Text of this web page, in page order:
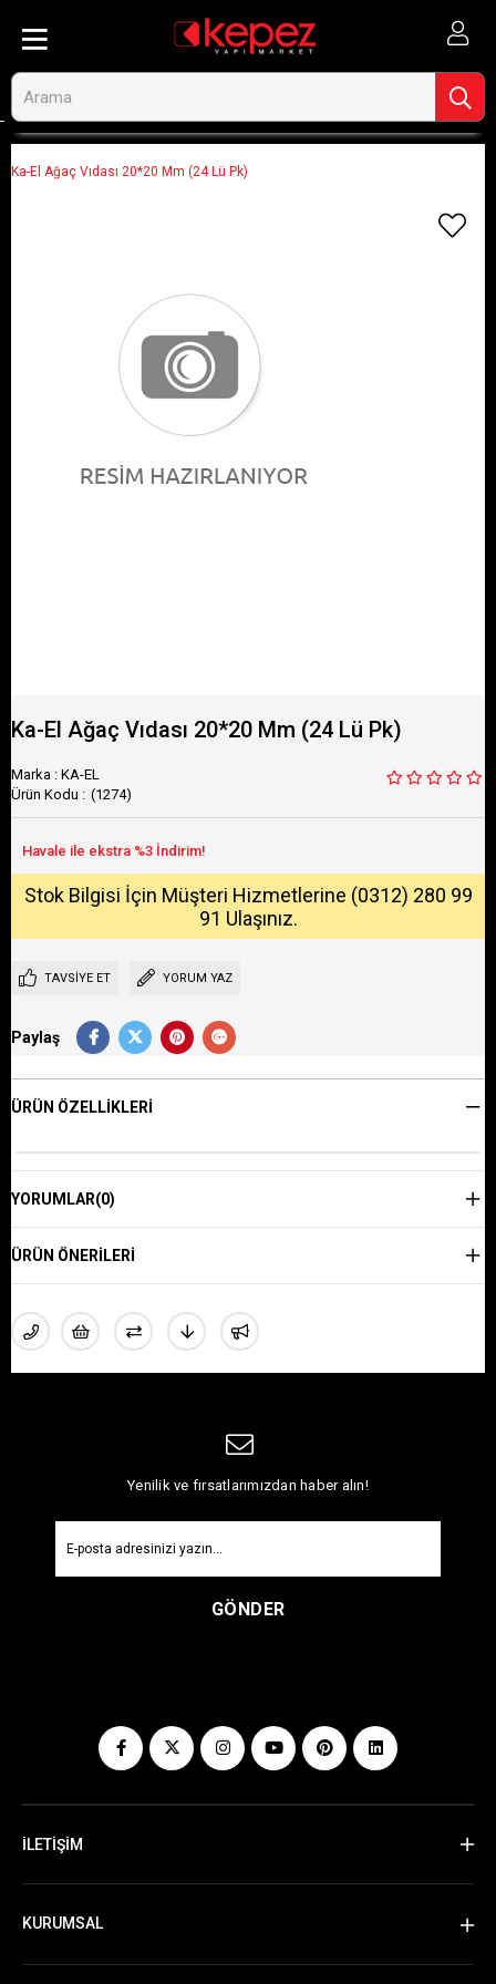
Ka-El Ağaç Vıdası 20*20 Mm (24 Lü Pk)
Ka-El Ağaç Vıdası 20*20 Mm (24 Lü Pk)
Marka : KA-EL
(1274)
Stok Bilgisi İçin Müşteri Hizmetlerine (0312) 280 99
91 Ulaşınız.
TAVSIYE ET YORUM YAZ
Paylaş
ÜRÜN ÖZELLIKLERI
YORUMLAR(0)
ÜRÜN ÖNERILERI
Yenilik ve fırsatlarımızdan haber alın!
GÖNDER
İLETİŞİM
KURUMSAL